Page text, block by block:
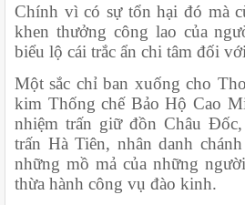
Chính vì có sự tổn hại đó mà
khen thưởng công lao của
biểu lộ cái trắc ẩn chi tâm đối
Một sắc chỉ ban xuống cho
kim Thống chế Bảo Hộ Cao
nhiệm trấn giữ đồn Châu
trấn Hà Tiên, nhân danh
những mồ mả của những
thừa hành công vụ đào kinh.